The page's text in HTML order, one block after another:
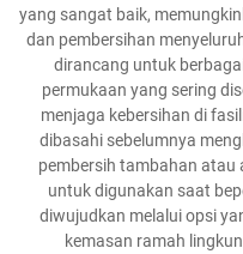
yang sangat baik,
dan pembersihan
dirancang untuk
permukaan yang sering
menjaga kebersihan di
dibasahi sebelumnya
pembersih tambahan atau
untuk digunakan saat
diwujudkan melalui opsi
kemasan ramah